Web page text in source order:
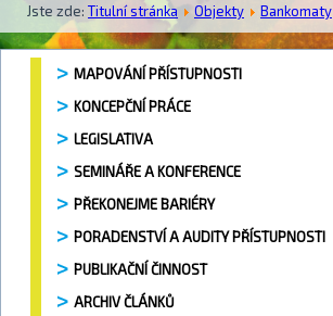
Jste zde: Titulní stránka Objekty Bankomaty
MAPOVÁNÍ PŘÍSTUPNOSTI
KONCEPČNÍ PRÁCE
LEGISLATIVA
SEMINÁŘE A KONFERENCE
PŘEKONEJME BARIÉRY
PORADENSTVÍ A AUDITY PŘÍSTUPNOSTI
PUBLIKAČNÍ ČINNOST
ARCHIV ČLÁNKŮ